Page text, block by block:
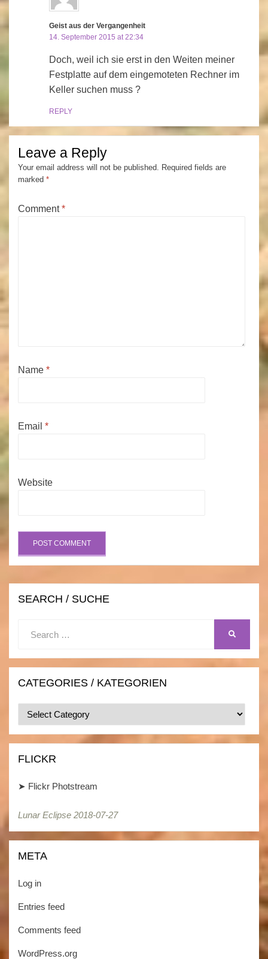
Geist aus der Vergangenheit
14. September 2015 at 22:34
Doch, weil ich sie erst in den Weiten meiner
Festplatte auf dem eingemoteten Rechner im
Keller suchen muss ?
REPLY
Leave a Reply
Your email address will not be published. Required fields are
marked *
Comment*
Name *
Email *
Website
SEARCH / SUCHE
CATEGORIES / KATEGORIEN
Categories
/
FLICKR
➤ Flickr Photstream
Lunar Eclipse 2018-07-27
META
Log in
Entries feed
Comments feed
WordPress.org